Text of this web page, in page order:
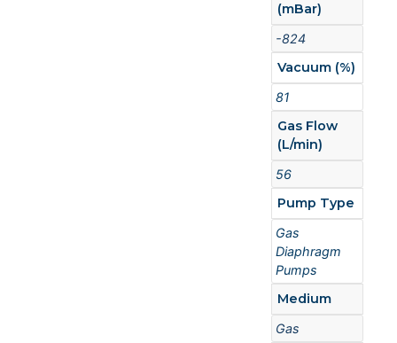
(mBar)
-824
Vacuum (%)
81
Gas Flow
(L/min)
56
Pump Type
Gas
Diaphragm
Pumps
Medium
Gas